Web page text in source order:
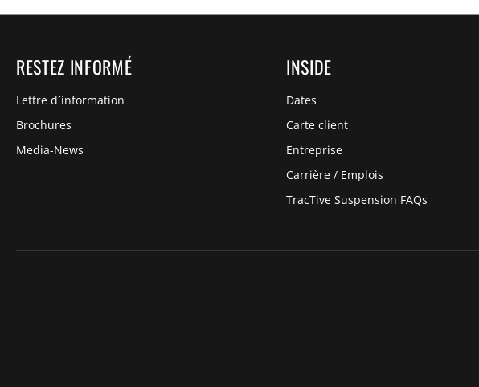
RESTEZ INFORMÉ
Lettre d´information
Brochures
Media-News
INSIDE
Dates
Carte client
Entreprise
Carrière / Emplois
TracTive Suspension FAQs